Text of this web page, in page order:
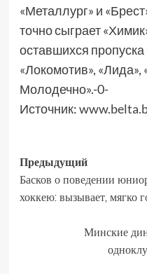
«Металлург» и
точно сыграет
оставшихся
«Локомотив»,
Молодечно».-0-
Источник:
Предыдущий
Басков о поведении
хоккею: вызывает, мягко
Минские